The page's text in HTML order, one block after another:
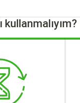
kullanmalıyım?